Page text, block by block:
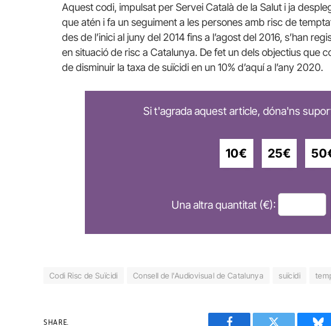
Aquest codi, impulsat per Servei Català de la Salut i ja
que atén i fa un seguiment a les persones amb risc de
des de l’inici al juny del 2014 fins a l’agost del 2016, s’han
en situació de risc a Catalunya. De fet un dels objectius que
de disminuir la taxa de suïcidi en un 10% d’aquí a l’any 2020.
Si t'agrada aquest article, dóna'ns
10€ 25€
Una altra quantitat (€):
Codi Risc de Suïcidi Consell de l'Audiovisual de Catalunya suïcidi
SHARE.